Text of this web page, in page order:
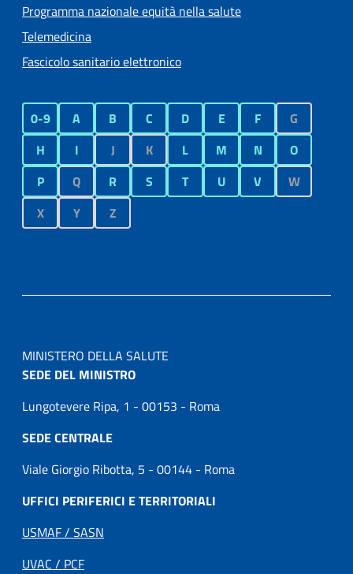
Programma nazionale equità nella salute
Telemedicina
Fascicolo sanitario elettronico
0-9 A B C D E F
G
H
I J K L M N
O
P
Q R S T U V
W
X
Y Z
MINISTERO DELLA SALUTE
SEDE DEL MINISTRO
Lungotevere Ripa, 1 - 00153 - Roma
SEDE CENTRALE
Viale Giorgio Ribotta, 5 - 00144 - Roma
UFFICI PERIFERICI E TERRITORIALI
USMAF / SASN
UVAC / PCF